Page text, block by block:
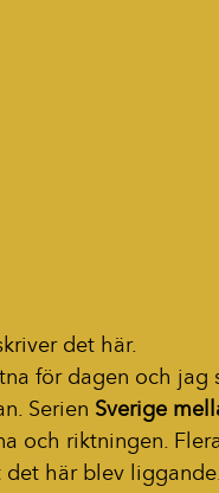
det här.
för dagen och
Serien Sverige
och riktningen.
det här blev